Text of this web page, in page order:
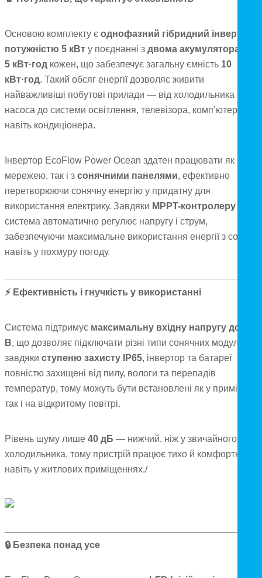
Основою комплекту є однофазний гібридний інвертор
потужністю 5 кВт у поєднанні з двома акумуляторами
5 кВт·год кожен, що забезпечує загальну ємність 10
кВт·год. Такий обсяг енергії дозволяє живити
найважливіші побутові прилади — від холодильника і
насоса до системи освітлення, телевізора, комп’ютерів і
навіть кондиціонера.
Інвертор EcoFlow Power Ocean здатен працювати як із
мережею, так і з сонячними панелями, ефективно
перетворюючи сонячну енергію у придатну для
використання електрику. Завдяки MPPT-контролеру
система автоматично регулює напругу і струм,
забезпечуючи максимальне використання енергії з сонця
навіть у похмуру погоду.
⚡ Ефективність і гнучкість у використанні
Система підтримує максимальну вхідну напругу до 800
В, що дозволяє підключати різні типи сонячних модулів. А
завдяки ступеню захисту IP65, інвертор та батареї
повністю захищені від пилу, вологи та перепадів
температур, тому можуть бути встановлені як у
так і на відкритому повітрі.
Рівень шуму лише 40 дБ — нижчий, ніж у звичайного
холодильника, тому пристрій працює тихо й комфортно
навіть у житлових приміщеннях./
🔒Безпека понад усе